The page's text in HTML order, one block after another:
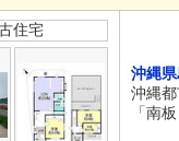
住宅
沖縄
沖縄
「南